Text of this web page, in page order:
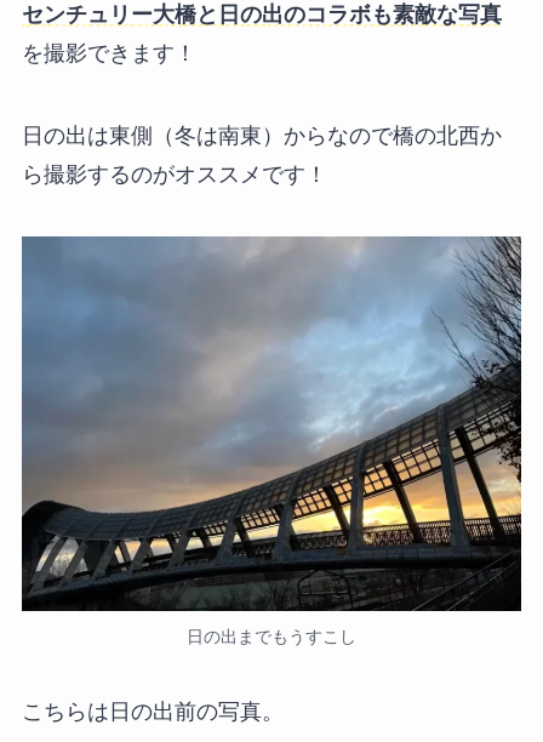
センチュリー大橋と日の出のコラボも素敵な写真
を撮影できます！
日の出は東側（冬は南東）からなので橋の北西か
ら撮影するのがオススメです！
日の出までもうすこし
こちらは日の出前の写真。